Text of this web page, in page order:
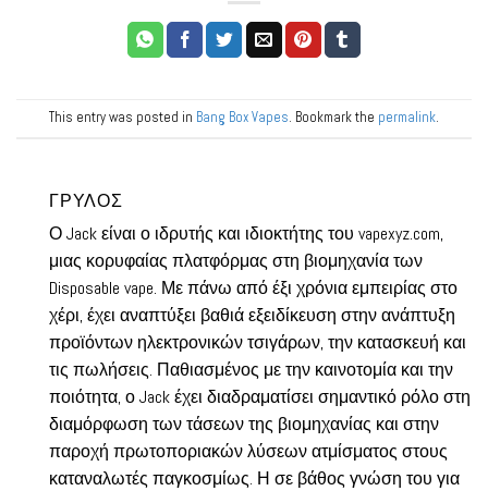
This entry was posted in Bang Box Vapes. Bookmark the permalink.
ΓΡΎΛΟΣ
Ο Jack είναι ο ιδρυτής και ιδιοκτήτης του vapexyz.com,
μιας κορυφαίας πλατφόρμας στη βιομηχανία των
Disposable vape. Με πάνω από έξι χρόνια εμπειρίας στο
χέρι, έχει αναπτύξει βαθιά εξειδίκευση στην ανάπτυξη
προϊόντων ηλεκτρονικών τσιγάρων, την κατασκευή και
τις πωλήσεις. Παθιασμένος με την καινοτομία και την
ποιότητα, ο Jack έχει διαδραματίσει σημαντικό ρόλο στη
διαμόρφωση των τάσεων της βιομηχανίας και στην
παροχή πρωτοποριακών λύσεων ατμίσματος στους
καταναλωτές παγκοσμίως. Η σε βάθος γνώση του για